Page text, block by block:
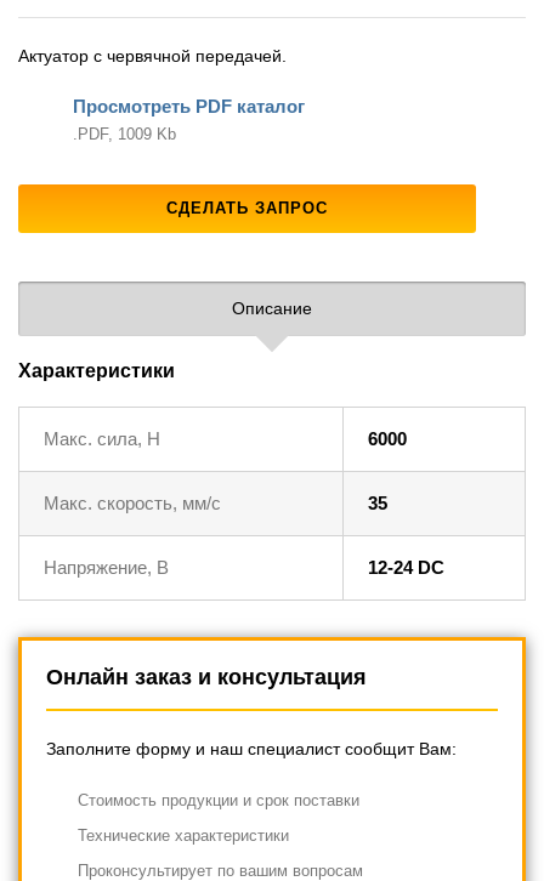
Актуатор с червячной передачей.
Просмотреть PDF каталог
.PDF, 1009 Kb
СДЕЛАТЬ ЗАПРОС
Описание
Характеристики
Макс. сила, Н 6000
Макс. скорость, мм/с 35
Напряжение, В 12-24 DC
Онлайн заказ и консультация
Заполните форму и наш специалист сообщит Вам:
Cтоимость продукции и срок поставки
Технические характеристики
Проконсультирует по вашим вопросам